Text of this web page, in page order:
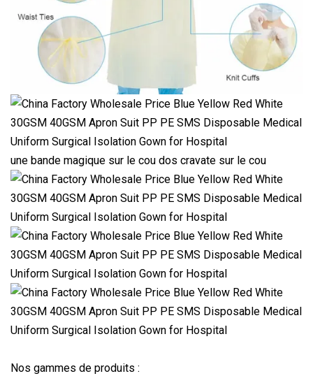
une bande magique sur le cou dos cravate sur le cou
Nos gammes de produits :